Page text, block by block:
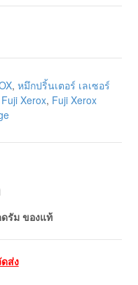
, หมึกปริ้นเตอร์ เลเซอร์
Fuji Xerox, Fuji Xerox
รัม ของแท้
ส่ง